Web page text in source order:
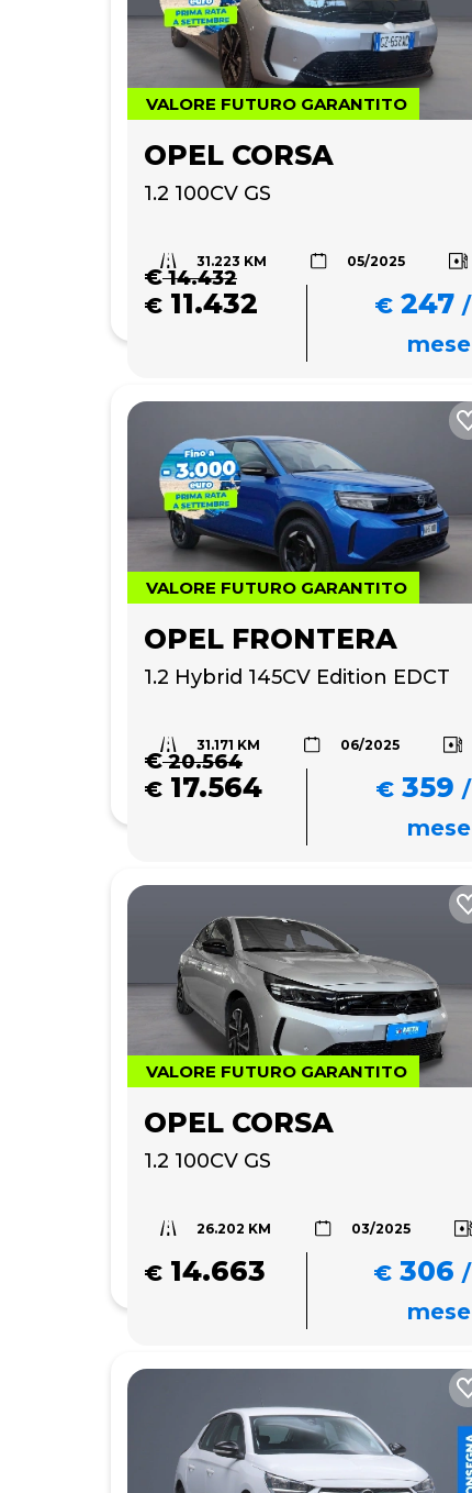
VALORE FUTURO GARANTITO
OPEL CORSA
1.2 100CV GS
31.223 KM 05/2025
€14.432
€ 11.432 € 247 /
mese
VALORE FUTURO GARANTITO
OPEL FRONTERA
1.2 Hybrid 145CV Edition EDCT
31.171 KM 06/2025
€20.564
€ 17.564 € 359 /
mese
VALORE FUTURO GARANTITO
OPEL CORSA
1.2 100CV GS
26.202 KM 03/2025
€ 14.663 € 306 /
mese